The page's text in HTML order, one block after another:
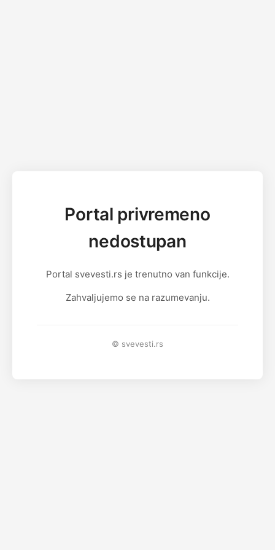
Portal privremeno
nedostupan
Portal svevesti.rs je trenutno van funkcije.
Zahvaljujemo se na razumevanju.
© svevesti.rs